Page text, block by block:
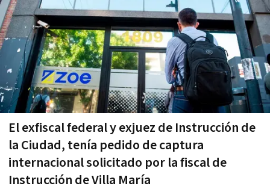
El exfiscal federal y exjuez de Instrucción de
la Ciudad, tenía pedido de captura
internacional solicitado por la fiscal de
Instrucción de Villa María